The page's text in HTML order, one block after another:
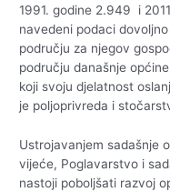
1991. godine 2.949 i
navedeni podaci
području za njegov
području današnje
koji svoju djelatnost
je poljoprivreda i
Ustrojavanjem sadašnje
vijeće, Poglavarstvo i
nastoji poboljšati razvoj